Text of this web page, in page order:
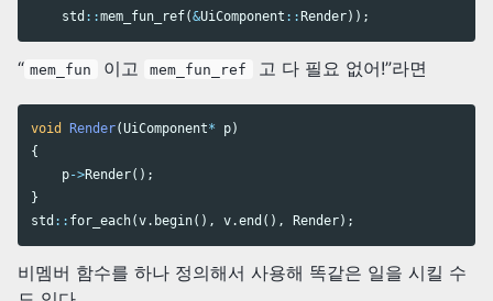
std ::mem_fun_ref(&UiComponent ::Render));
“ mem_fun 이고 mem_fun_ref 고 다 필요 없어!”라면
void Render(UiComponent* p)
{
p->Render();
}
std :: for_each(v. begin(), v.end (), Render);
비멤버 함수를 하나 정의해서 사용해 똑같은 일을 시킬 수